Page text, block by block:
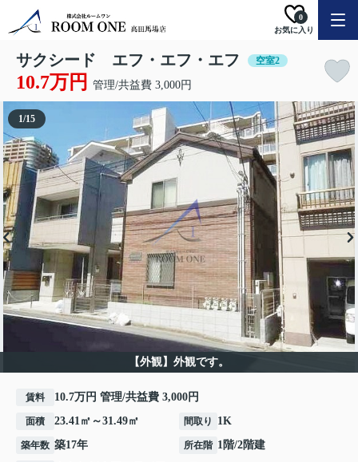
お気に入り
0
サクシード エフ・エフ・エフ 空室2
10.7万円 管理/共益費 3,000円
【外観】外観です。
1/15
賃料 10.7万円 管理/共益費 3,000円
面積 23.41㎡～31.49㎡ 間取り 1K
築年数 築17年 所在階 1階/2階建